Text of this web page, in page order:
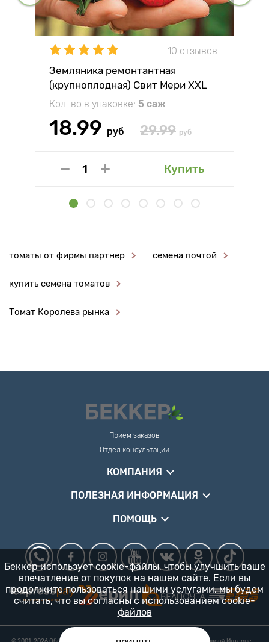
10 отзывов
Земляника ремонтантная
(крупноплодная) Свит Мери XXL
Кол-во в упаковке: 5 саж
18.99 руб 29.99 руб
Купить
томаты от фирмы партнер семена почтой
купить семена томатов
Томат Королева рынка
Прием заказов
Отдел консультации
КОМПАНИЯ
ПОЛЕЗНАЯ ИНФОРМАЦИЯ
ПОМОЩЬ
Беккер использует cookie-файлы, чтобы улучшить ваше
впечатление от покупок на нашем сайте. Если вы
продолжите пользоваться нашими услугами, мы будем
считать, что вы согласны с использованием cookie-
файлов